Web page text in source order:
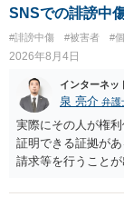
下の拘禁刑又は五
い又は誘惑して面
反復して面会を要
その申込み若しく
し、よってわいせ
二年以下の拘禁刑
SNSでの誹謗中
#誹謗中傷 #被害者 #
2026年8月4日
インターネッ
泉 亮介 弁護
実際にその人が権
証明できる証拠が
請求等を行うこと